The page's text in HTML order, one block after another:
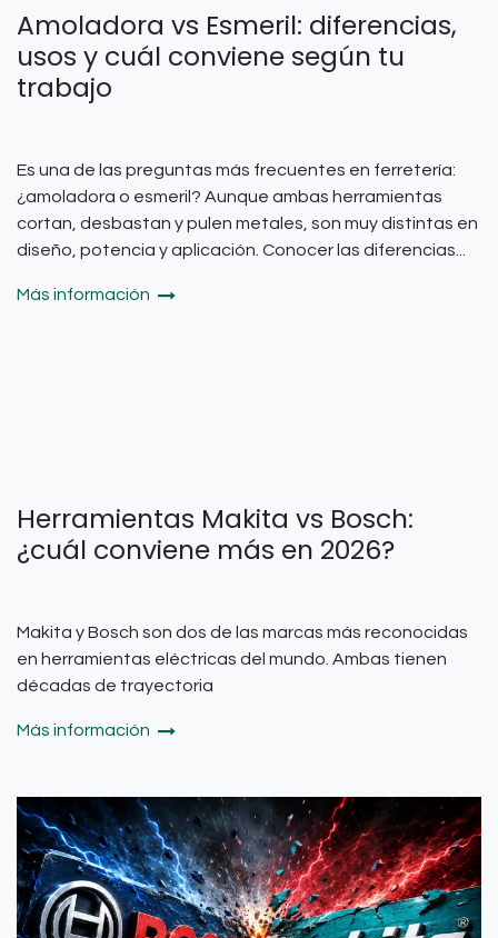
Amoladora vs Esmeril: diferencias,
usos y cuál conviene según tu
trabajo
Es una de las preguntas más frecuentes en ferretería:
¿amoladora o esmeril? Aunque ambas herramientas
cortan, desbastan y pulen metales, son muy distintas en
diseño, potencia y aplicación. Conocer las diferencias...
Más información
Herramientas Makita vs Bosch:
¿cuál conviene más en 2026?
Makita y Bosch son dos de las marcas más reconocidas
en herramientas eléctricas del mundo. Ambas tienen
décadas de trayectoria
Más información